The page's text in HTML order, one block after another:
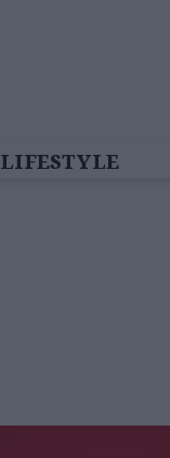
LIFESTYLE